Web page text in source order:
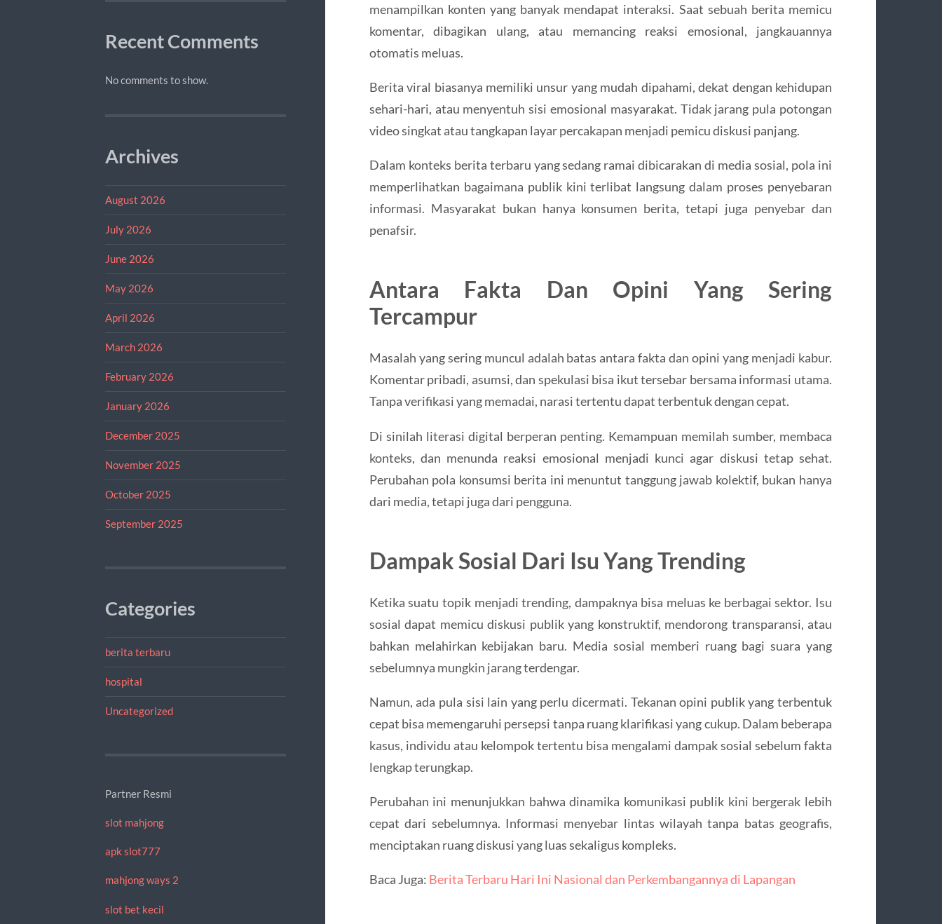
Recent Comments
No comments to show.
Archives
August 2026
July 2026
June 2026
May 2026
April 2026
March 2026
February 2026
January 2026
December 2025
November 2025
October 2025
September 2025
Categories
berita terbaru
hospital
Uncategorized
Partner Resmi
slot mahjong
apk slot777
mahjong ways 2
slot bet kecil
menampilkan konten yang banyak mendapat interaksi. Saat sebuah berita memicu
komentar, dibagikan ulang, atau memancing reaksi emosional, jangkauannya
otomatis meluas.
Berita viral biasanya memiliki unsur yang mudah dipahami, dekat dengan kehidupan
sehari-hari, atau menyentuh sisi emosional masyarakat. Tidak jarang pula potongan
video singkat atau tangkapan layar percakapan menjadi pemicu diskusi panjang.
Dalam konteks berita terbaru yang sedang ramai dibicarakan di media sosial, pola ini
memperlihatkan bagaimana publik kini terlibat langsung dalam proses penyebaran
informasi. Masyarakat bukan hanya konsumen berita, tetapi juga penyebar dan
penafsir.
Antara Fakta Dan Opini Yang Sering
Tercampur
Masalah yang sering muncul adalah batas antara fakta dan opini yang menjadi kabur.
Komentar pribadi, asumsi, dan spekulasi bisa ikut tersebar bersama informasi utama.
Tanpa verifikasi yang memadai, narasi tertentu dapat terbentuk dengan cepat.
Di sinilah literasi digital berperan penting. Kemampuan memilah sumber, membaca
konteks, dan menunda reaksi emosional menjadi kunci agar diskusi tetap sehat.
Perubahan pola konsumsi berita ini menuntut tanggung jawab kolektif, bukan hanya
dari media, tetapi juga dari pengguna.
Dampak Sosial Dari Isu Yang Trending
Ketika suatu topik menjadi trending, dampaknya bisa meluas ke berbagai sektor. Isu
sosial dapat memicu diskusi publik yang konstruktif, mendorong transparansi, atau
bahkan melahirkan kebijakan baru. Media sosial memberi ruang bagi suara yang
sebelumnya mungkin jarang terdengar.
Namun, ada pula sisi lain yang perlu dicermati. Tekanan opini publik yang terbentuk
cepat bisa memengaruhi persepsi tanpa ruang klarifikasi yang cukup. Dalam beberapa
kasus, individu atau kelompok tertentu bisa mengalami dampak sosial sebelum fakta
lengkap terungkap.
Perubahan ini menunjukkan bahwa dinamika komunikasi publik kini bergerak lebih
cepat dari sebelumnya. Informasi menyebar lintas wilayah tanpa batas geografis,
menciptakan ruang diskusi yang luas sekaligus kompleks.
Baca Juga: Berita Terbaru Hari Ini Nasional dan Perkembangannya di Lapangan